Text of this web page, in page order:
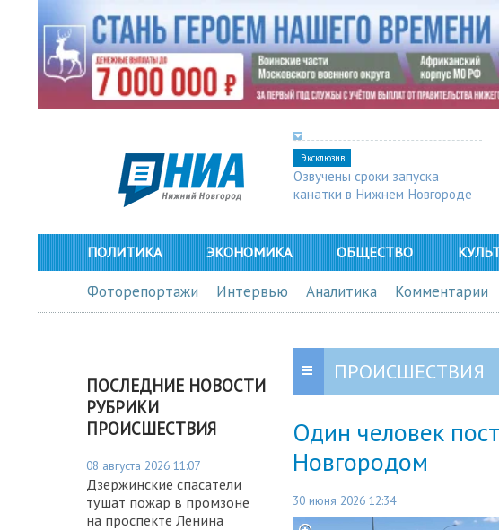
Эксклюзив
Озвучены сроки запуска
канатки в Нижнем Новгороде
ПОЛИТИКА ЭКОНОМИКА ОБЩЕСТВО
Фоторепортажи Интервью Аналитика Комментарии
ПОСЛЕДНИЕ НОВОСТИ
РУБРИКИ
ПРОИСШЕСТВИЯ
08 августа 2026 11:07
Дзержинские спасатели
тушат пожар в промзоне
на проспекте Ленина
ПРОИСШЕСТВИЯ
Один человек
Новгородом
30 июня 2026 12:34